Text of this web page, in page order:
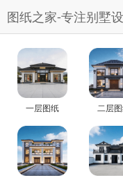
图纸之家-专注别墅
一层图纸 二层